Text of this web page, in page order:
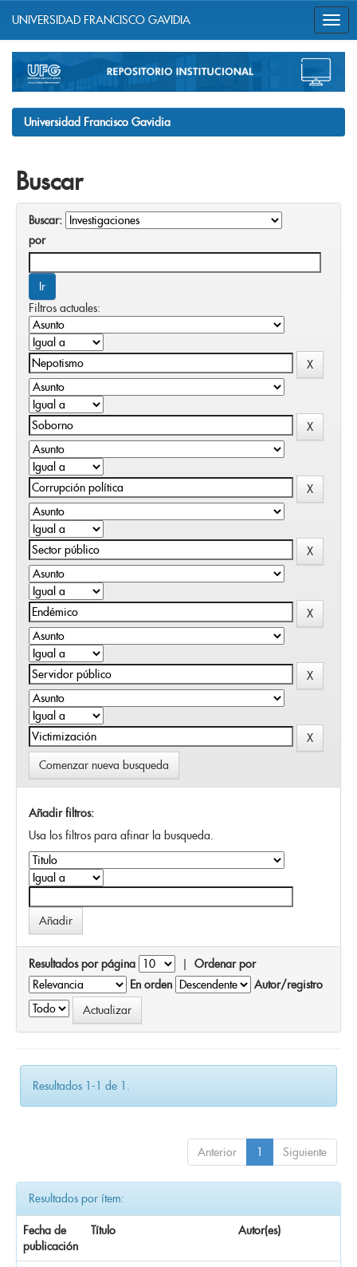
navigation
UNIVERSIDAD FRANCISCO GAVIDIA
Universidad Francisco Gavidia
Buscar
Buscar:
por
Filtros actuales:
Comenzar nueva busqueda
Añadir filtros:
Usa los filtros para afinar la busqueda.
Resultados por página | Ordenar por
En orden
Autor/registro
Resultados 1-1 de 1.
Anterior 1 Siguiente
Resultados por ítem:
Fecha de
publicación
Título Autor(es)